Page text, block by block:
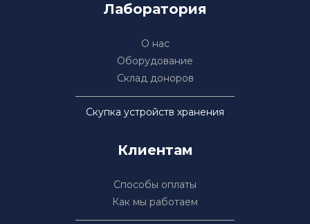
Лаборатория
О нас
Оборудование
Склад доноров
Скупка устройств хранения
Клиентам
Способы оплаты
Как мы работаем